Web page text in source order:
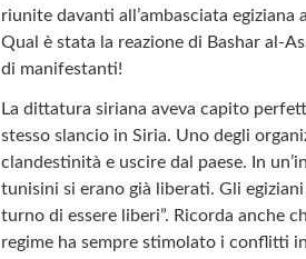
riunite davanti all’ambasciata
Qual è stata la reazione di Bashar al-
di manifestanti!
La dittatura siriana aveva capito
stesso slancio in Siria. Uno degli
clandestinità e uscire dal paese. In
tunisini si erano già liberati. Gli
turno di essere liberi”. Ricorda anche
regime ha sempre stimolato i conflitti